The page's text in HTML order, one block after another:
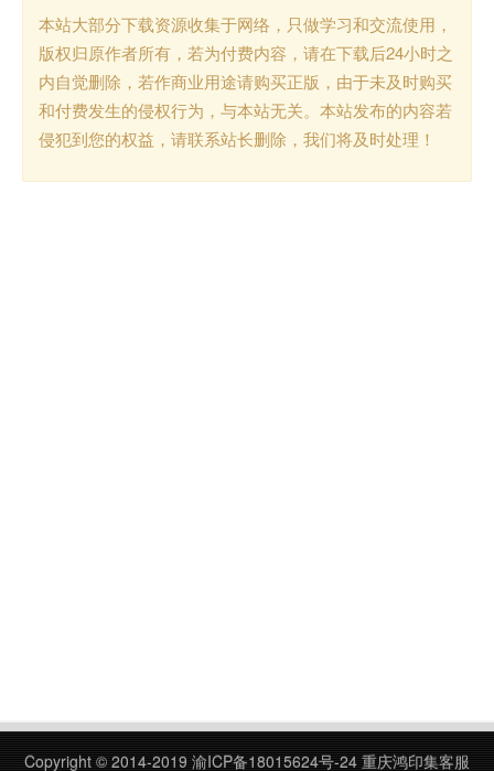
本站大部分下载资源收集于网络，只做学习和交流使用，
版权归原作者所有，若为付费内容，请在下载后24小时之
内自觉删除，若作商业用途请购买正版，由于未及时购买
和付费发生的侵权行为，与本站无关。本站发布的内容若
侵犯到您的权益，请联系站长删除，我们将及时处理！
Copyright © 2014-2019 渝ICP备18015624号-24 重庆鸿印集客服